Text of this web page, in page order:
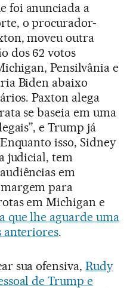
foi anunciada a
o procurador-
moveu outra
dos 62 votos
Pensilvânia e
Biden abaixo
Paxton alega
se baseia em uma
e Trump já
isso, Sidney
judicial, tem
em
para
em Michigan e
que lhe aguarde uma
anteriores.
sua ofensiva,Rudy
de Trump e